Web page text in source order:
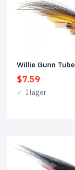
Willie Gunn Tube
$7.59
I lager